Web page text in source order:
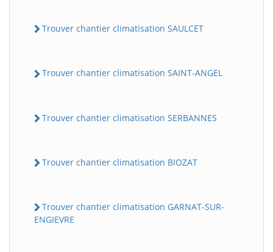
Trouver chantier climatisation SAULCET
Trouver chantier climatisation SAINT-ANGEL
Trouver chantier climatisation SERBANNES
Trouver chantier climatisation BIOZAT
Trouver chantier climatisation GARNAT-SUR-
ENGIEVRE